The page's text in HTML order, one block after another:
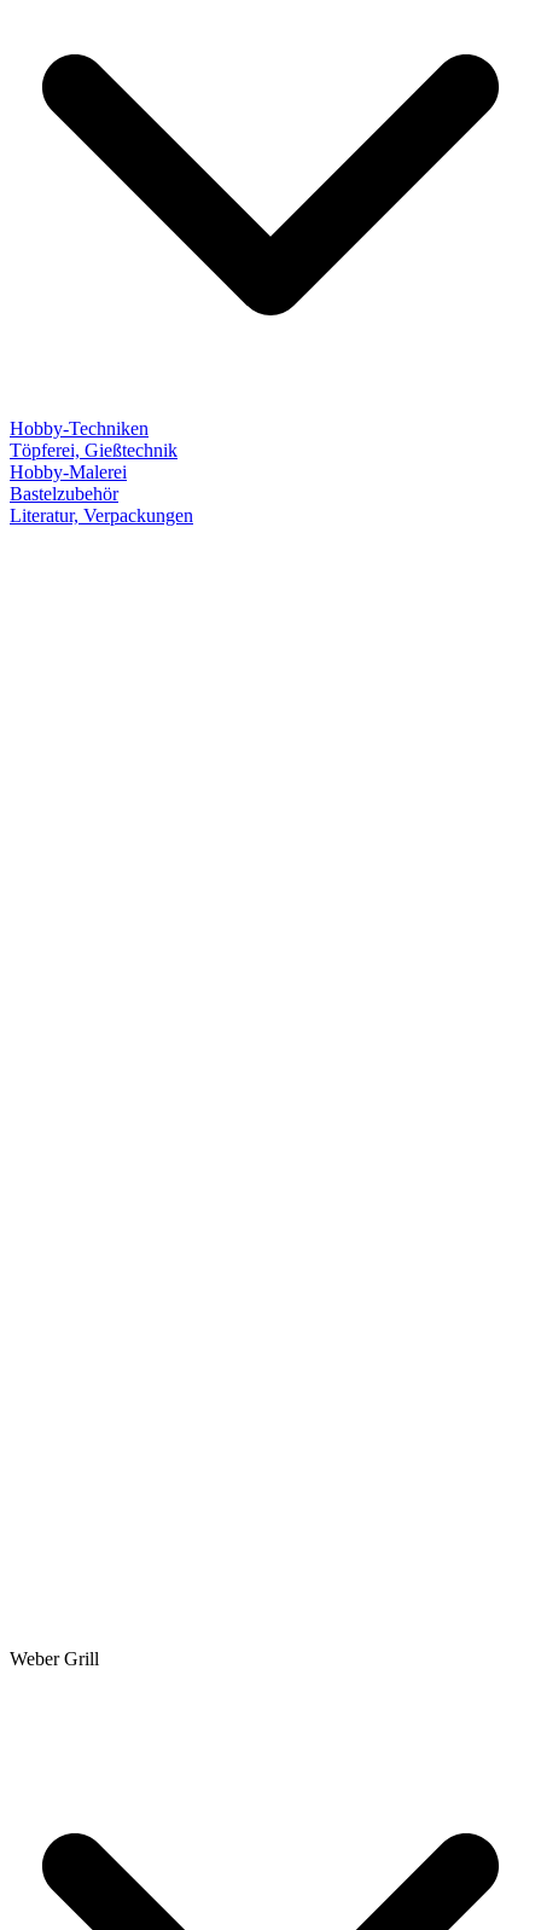
Hobby-Techniken
Töpferei, Gießtechnik
Hobby-Malerei
Bastelzubehör
Literatur, Verpackungen
Weber Grill